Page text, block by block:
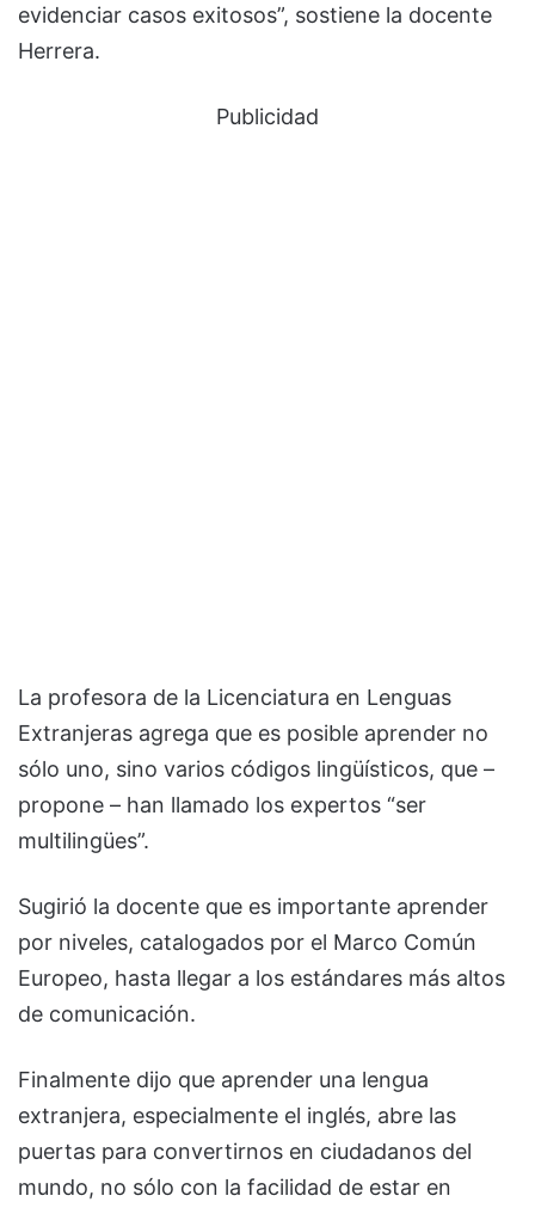
evidenciar casos exitosos”, sostiene la docente
Herrera.
Publicidad
La profesora de la Licenciatura en Lenguas
Extranjeras agrega que es posible aprender no
sólo uno, sino varios códigos lingüísticos, que –
propone – han llamado los expertos “ser
multilingües”.
Sugirió la docente que es importante aprender
por niveles, catalogados por el Marco Común
Europeo, hasta llegar a los estándares más altos
de comunicación.
Finalmente dijo que aprender una lengua
extranjera, especialmente el inglés, abre las
puertas para convertirnos en ciudadanos del
mundo, no sólo con la facilidad de estar en